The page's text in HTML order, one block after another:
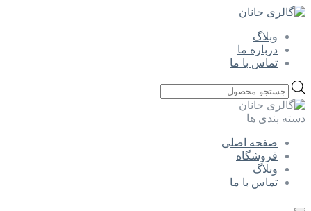
وبلاگ
درباره ما
تماس با ما
Products
search
دسته بندی ها
صفحه اصلی
فروشگاه
وبلاگ
تماس با ما